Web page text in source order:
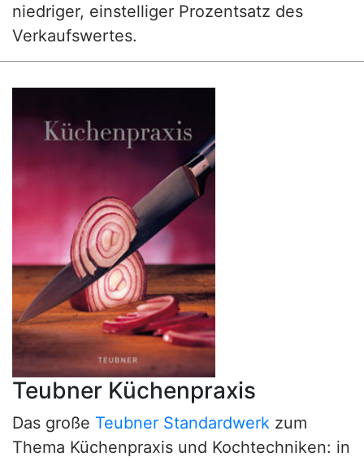
niedriger, einstelliger Prozentsatz des
Verkaufswertes.
Teubner Küchenpraxis
Das große Teubner Standardwerk zum
Thema Küchenpraxis und Kochtechniken: in